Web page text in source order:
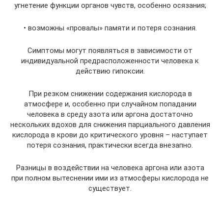
угнетение функции органов чувств, особенно осязания;
• возможны «провалы» памяти и потеря сознания.
Симптомы могут появляться в зависимости от
индивидуальной предрасположенности человека к
действию гипоксии.
При резком снижении содержания кислорода в
атмосфере и, особенно при случайном попадании
человека в среду азота или аргона достаточно
нескольких вдохов для снижения парциального давления
кислорода в крови до критического уровня – наступает
потеря сознания, практически всегда внезапно.
Разницы в воздействии на человека аргона или азота
при полном вытеснении ими из атмосферы кислорода не
существует.